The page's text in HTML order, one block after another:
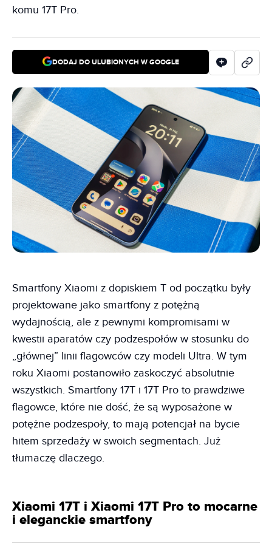
komu 17T Pro.
DODAJ DO ULUBIONYCH W GOOGLE
Smartfony Xiaomi z dopiskiem T od początku były
projektowane jako smartfony z potężną
wydajnością, ale z pewnymi kompromisami w
kwestii aparatów czy podzespołów w stosunku do
„głównej” linii flagowców czy modeli Ultra. W tym
roku Xiaomi postanowiło zaskoczyć absolutnie
wszystkich. Smartfony 17T i 17T Pro to prawdziwe
flagowce, które nie dość, że są wyposażone w
potężne podzespoły, to mają potencjał na bycie
hitem sprzedaży w swoich segmentach. Już
tłumaczę dlaczego.
Xiaomi 17T i Xiaomi 17T Pro to mocarne
i eleganckie smartfony